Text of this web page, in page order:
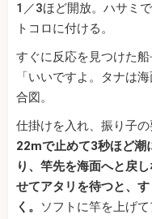
1／3ほど開放。ハサミ
トコロに付ける。
すぐに反応を見つけた船
「いいですよ。タナは
合図。
仕掛けを入れ、振り子の
22mで止めて3秒ほど潮
り、竿先を海面へと戻
せてアタリを待つと、
く。
ソフトに竿を上げ